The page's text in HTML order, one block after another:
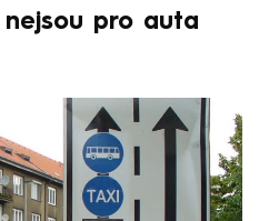
pro auta